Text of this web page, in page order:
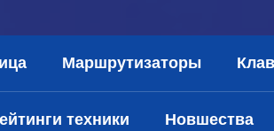
Маршрутизаторы
техники Новшества